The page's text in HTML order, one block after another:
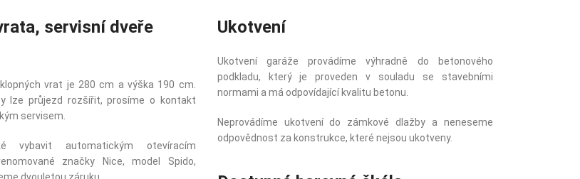
servisní dveře
vrat je 280 cm a výška 190 cm.
lze průjezd rozšířit, prosíme o kontakt
servisem.
vybavit automatickým otevíracím
značky Nice, model Spido,
Ukotvení
Ukotvení garáže provádíme výhradně do betonového
podkladu, který je proveden v souladu se stavebními
normami a má odpovídající kvalitu betonu.
Neprovádíme ukotvení do zámkové dlažby a neneseme
odpovědnost za konstrukce, které nejsou ukotveny.